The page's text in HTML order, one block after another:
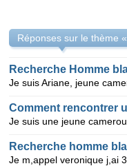
Réponses sur le thème «